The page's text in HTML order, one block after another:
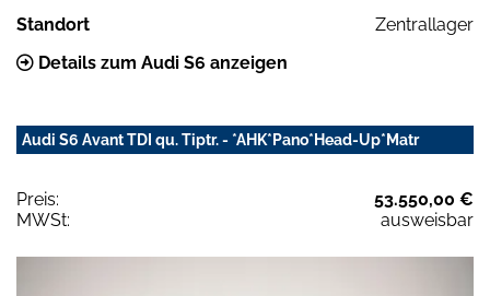
Standort
Zentrallager
Details zum Audi S6 anzeigen
Audi S6 Avant TDI qu. Tiptr. - *AHK*Pano*Head-Up*Matr
Preis:
53.550,00 €
MWSt:
ausweisbar